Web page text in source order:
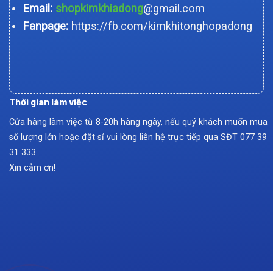
Email:shopkimkhiadong@gmail.com
Fanpage: https://fb.com/kimkhitonghopadong
Thời gian làm việc
Cửa hàng làm việc từ 8-20h hàng ngày, nếu quý khách muốn mua
số lượng lớn hoặc đặt sỉ vui lòng liên hệ trực tiếp qua SĐT 077 39
31 333
Xin cảm ơn!